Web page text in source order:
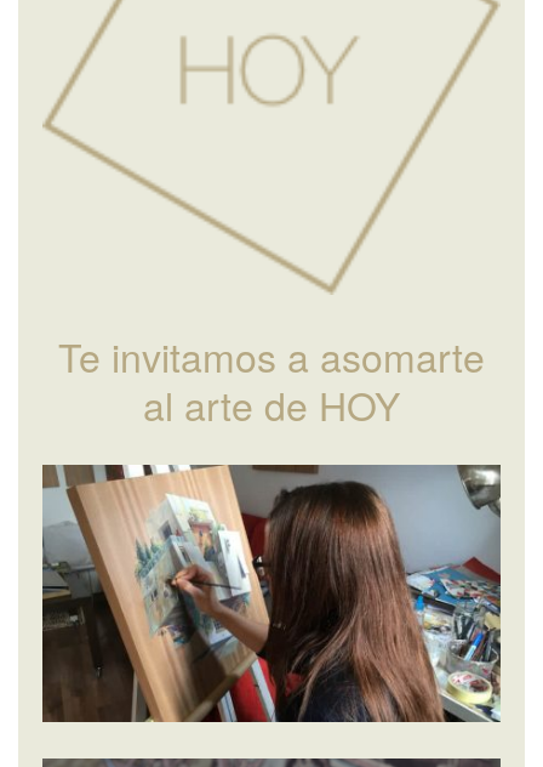
Te invitamos a asomarte
al arte de HOY